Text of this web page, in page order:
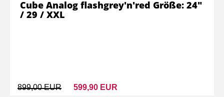
899,00 EUR 599,90 EUR
Cube Analog flashgrey'n'red Größe: 24"
/ 29 / XXL